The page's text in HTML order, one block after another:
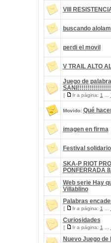
VIII
buscando
perdi el movil
V TRAIL ALTO
Juego de
[ Ir a página: 1
Movido: Qué
imagen en firma
Festival
SKA-P RIOT
PONFERRADA
Web serie Hay
Villablino
Palabras
[ Ir a página: 1
Curiosidades
[ Ir a página: 1
Nuevo Juego de